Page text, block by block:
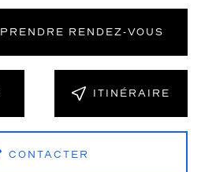
PRENDRE RENDEZ‑VOUS
ITINÉRAIRE
CONTACTER